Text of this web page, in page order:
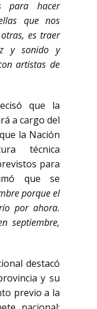
para hacer
que nos
es traer
y sonido y
artistas de
que la
a cargo del
la Nación
técnica
para
que se
porque el
por ahora.
septiembre,
destacó
y su
previo a la